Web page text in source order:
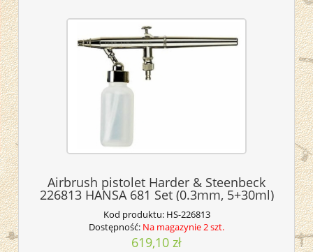
Airbrush pistolet Harder & Steenbeck
226813 HANSA 681 Set (0.3mm, 5+30ml)
Kod produktu: HS-226813
Dostępność: Na magazynie 2 szt.
619,10 zł